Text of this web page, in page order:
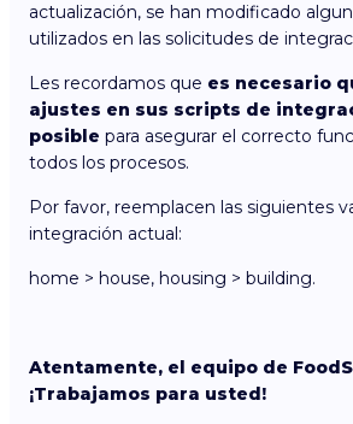
actualización, se han modificado
utilizados en las solicitudes de
Les recordamos que es necesario
ajustes en sus scripts de
posible para asegurar el correcto
todos los procesos.
Por favor, reemplacen las siguientes
integración actual:
home > house, housing > building.
Atentamente, el equipo de
¡Trabajamos para usted!